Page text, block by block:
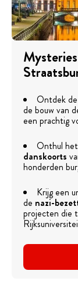
Ontdek
de bouw van
een prachtig
Onthul
danskoorts
honderden
Krijg een
de nazi-
projecten die